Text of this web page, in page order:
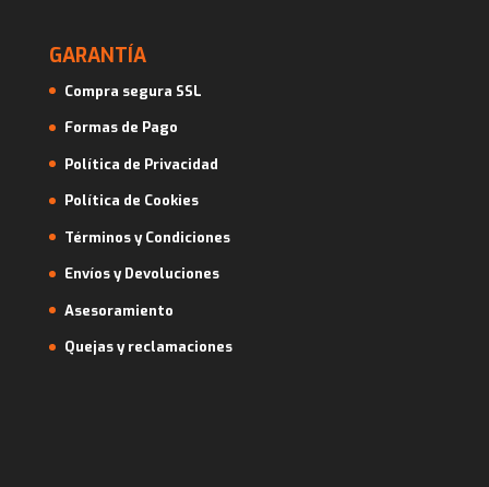
GARANTÍA
Compra segura SSL
Formas de Pago
Política de Privacidad
Política de Cookies
Términos y Condiciones
Envíos y Devoluciones
Asesoramiento
Quejas y reclamaciones